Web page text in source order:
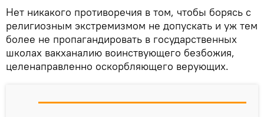
Нет никакого противоречия в том, чтобы борясь с
религиозным экстремизмом не допускать и уж тем
более не пропагандировать в государственных
школах вакханалию воинствующего безбожия,
целенаправленно оскорбляющего верующих.